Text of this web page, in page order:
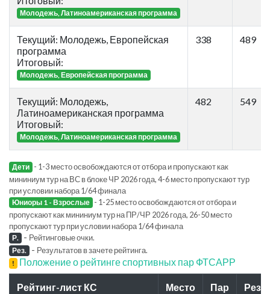
Молодежь, Латиноамериканская программа
Текущий: Молодежь, Европейская
программа
Итоговый:
Молодежь, Европейская программа
338 489
Текущий: Молодежь,
Латиноамериканская программа
Итоговый:
Молодежь, Латиноамериканская программа
482 549
Дети - 1-3 место освобождаются от отбора и пропускают как
мининиум тур на ВС в блоке ЧР 2026 года, 4-6 место пропускают тур
при условии набора 1/64 финала
Юниоры 1 - Взрослые - 1-25 место освобождаются от отбора и
пропускают как мининиум тур на ПР/ЧР 2026 года, 26-50 место
пропускают тур при условии набора 1/64 финала
Р. - Рейтинговые очки.
Рез. - Результатов в зачете рейтинга.
! Положение о рейтинге спортивных пар ФТСАРР
Рейтинг-лист КС Место Пар Рез.